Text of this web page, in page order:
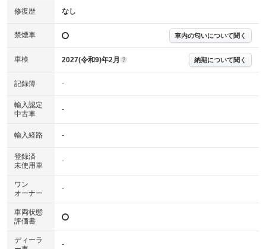
※グー鑑定は保証サービスではございません。購入時は必ず現車をご確認
※実際にお渡しするコンディションチェックシートにつきましては、形式
※グー鑑定の評価はあくまでも記載している鑑定日の鑑定結果となりま
す。車両情報等の詳細は各販売店へお問い合わせ下さい。
修復歴 なし
禁煙車 車内の匂いについて聞く
車検 2027(令和9)年2月 ? 納期について聞く
記録簿 -
輸入認定
中古車
-
輸入経路 -
登録済
未使用車
-
ワン
オーナー
-
車両状態
評価書
ディーラ
-